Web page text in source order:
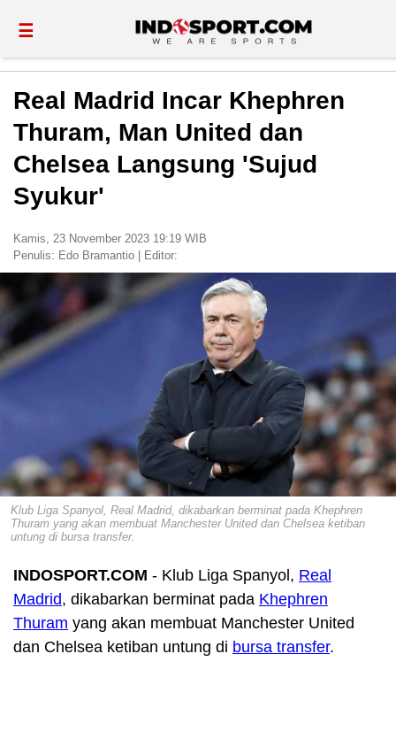
☰
Real Madrid Incar Khephren
Thuram, Man United dan
Chelsea Langsung 'Sujud
Syukur'
Kamis, 23 November 2023 19:19 WIB
Penulis: Edo Bramantio Editor:
Klub Liga Spanyol, Real Madrid, dikabarkan berminat pada Khephren
Thuram yang akan membuat Manchester United dan Chelsea ketiban
untung di bursa transfer.
INDOSPORT.COM - Klub Liga Spanyol, Real
Madrid, dikabarkan berminat pada Khephren
Thuram yang akan membuat Manchester United
dan Chelsea ketiban untung di bursa transfer.